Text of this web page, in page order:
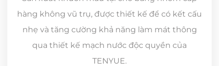
hàng không vũ trụ, được thiết kế để có kết cấu
nhẹ và tăng cường khả năng làm mát thông
qua thiết kế mạch nước độc quyền của
TENYUE.